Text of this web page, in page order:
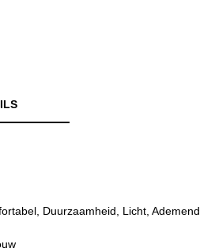
Duurzaamheid, Licht, Ademend